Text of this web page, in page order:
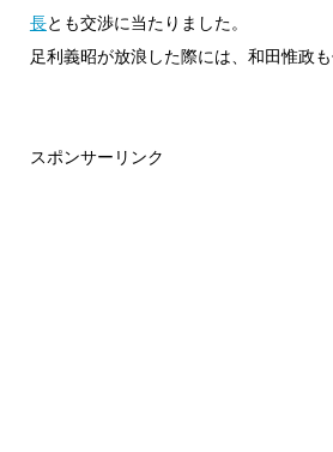
長とも交渉に当たりました。
足利義昭が放浪した際には、和田惟政も
スポンサーリンク